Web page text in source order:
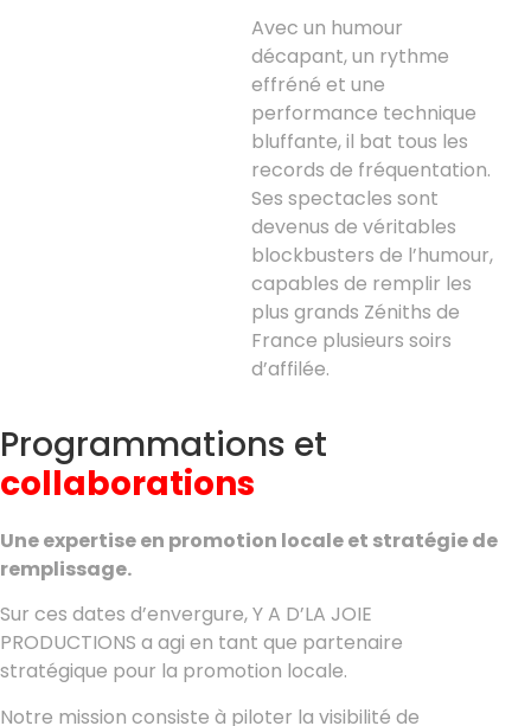
Avec un humour
décapant, un rythme
effréné et une
performance technique
bluffante, il bat tous les
records de fréquentation.
Ses spectacles sont
devenus de véritables
blockbusters de l’humour,
capables de remplir les
plus grands Zéniths de
France plusieurs soirs
d’affilée.
Programmations et
collaborations
Une expertise en promotion locale et stratégie de
remplissage.
Sur ces dates d’envergure, Y A D’LA JOIE
PRODUCTIONS a agi en tant que partenaire
stratégique pour la promotion locale.
Notre mission consiste à piloter la visibilité de